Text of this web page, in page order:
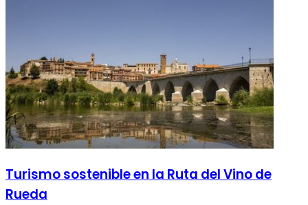
Turismo sostenible en la Ruta del Vino de
Rueda